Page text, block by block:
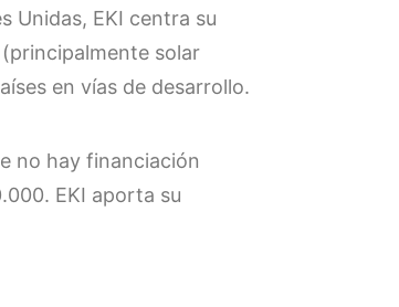
Unidas, EKI centra su
solar
en vías de desarrollo.
no hay financiación
EKI aporta su